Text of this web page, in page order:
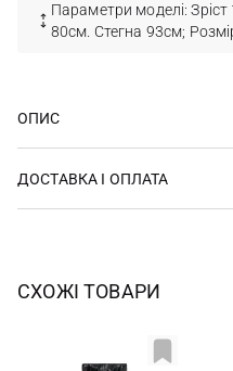
Параметри моделі:
80см. Стегна 93см;
ОПИС
ДОСТАВКА І ОПЛАТА
СХОЖІ ТОВАРИ